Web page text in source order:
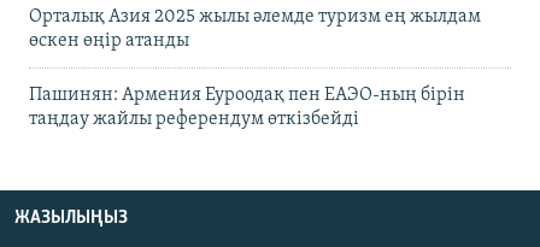
Орталық Азия 2025 жылы әлемде туризм ең жылдам
өскен өңір атанды
Пашинян: Армения Еуроодақ пен ЕАЭО-ның бірін
таңдау жайлы референдум өткізбейді
ЖАЗЫЛЫҢЫЗ